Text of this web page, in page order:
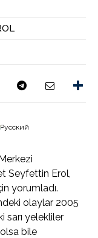
Русский
Seyfettin Erol,
yorumladı.
olaylar 2005
sarı yelekliler
bile